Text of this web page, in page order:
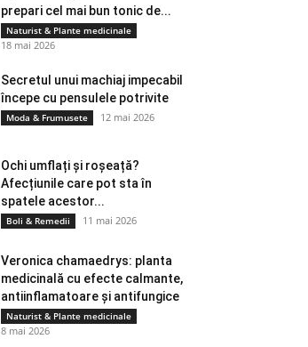
prepari cel mai bun tonic de...
Naturist & Plante medicinale
18 mai 2026
Secretul unui machiaj impecabil
începe cu pensulele potrivite
Moda & Frumusete 12 mai 2026
Ochi umflați și roșeață?
Afecțiunile care pot sta în
spatele acestor...
Boli & Remedii 11 mai 2026
Veronica chamaedrys: planta
medicinală cu efecte calmante,
antiinflamatoare și antifungice
Naturist & Plante medicinale
8 mai 2026